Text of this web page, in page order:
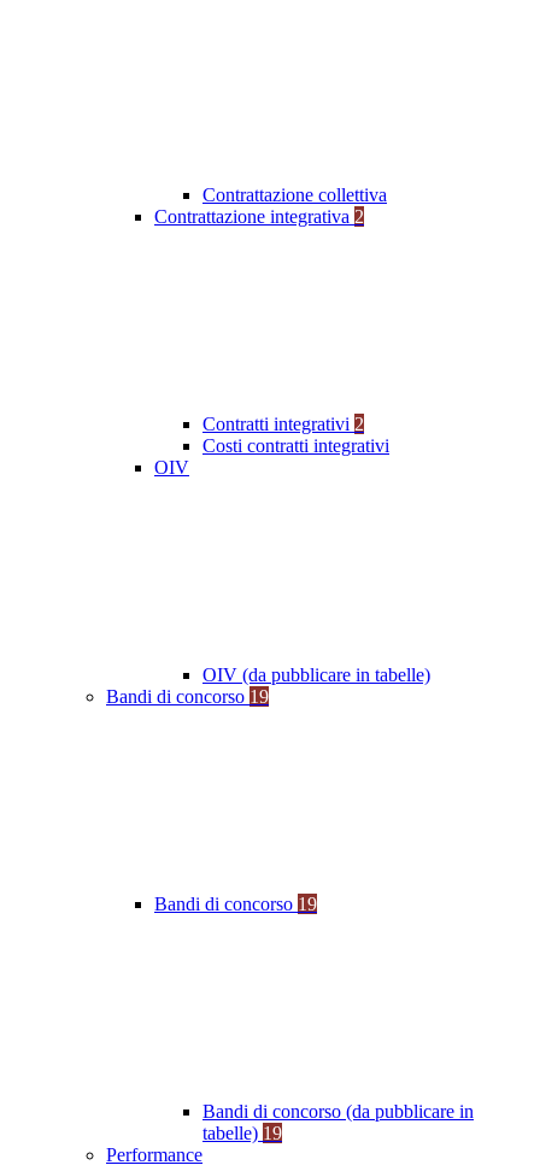
Contrattazione collettiva
Contrattazione integrativa 2
Contratti integrativi 2
Costi contratti integrativi
OIV
OIV (da pubblicare in tabelle)
Bandi di concorso 19
Bandi di concorso 19
Bandi di concorso (da pubblicare in
tabelle) 19
Performance